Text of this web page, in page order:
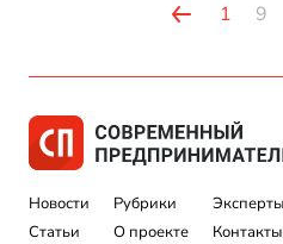
1 9
Новости
Статьи
Рубрики
О проекте
Эксперты
Контакты